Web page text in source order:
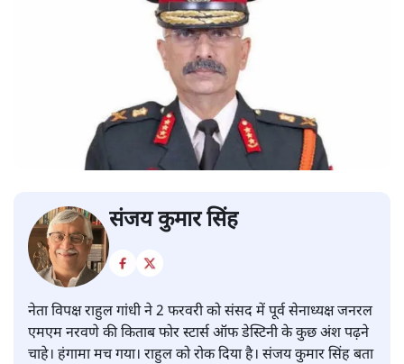
संजय कुमार सिंह
नेता विपक्ष राहुल गांधी ने 2 फरवरी को संसद में पूर्व सेनाध्यक्ष जनरल
एमएम नरवणे की किताब फोर स्टार्स ऑफ डेस्टिनी के कुछ अंश पढ़ने
चाहे। हंगामा मच गया। राहुल को रोक दिया है। संजय कुमार सिंह बता